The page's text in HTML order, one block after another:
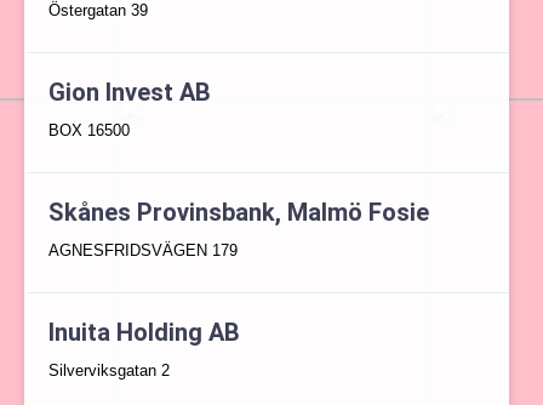
Östergatan 39
Gion Invest AB
BOX 16500
Skånes Provinsbank, Malmö Fosie
AGNESFRIDSVÄGEN 179
Inuita Holding AB
Silverviksgatan 2